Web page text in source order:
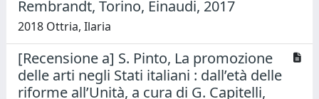
Rembrandt, Torino, Einaudi, 2017
2018 Ottria, Ilaria
[Recensione a] S. Pinto, La promozione
delle arti negli Stati italiani : dall’età delle
riforme all’Unità, a cura di G. Capitelli,